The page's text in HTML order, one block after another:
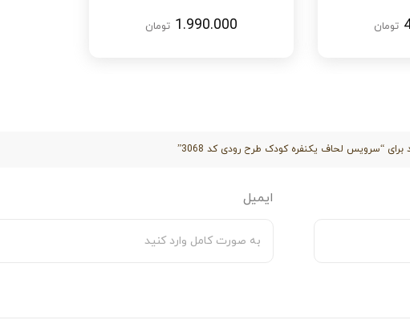
خوابی آرام و راحت را برای فرزندتان به ارمغان بیاورید و به زیبایی و
دسته دار
تومان 1.990.000 تومان
“سرویس لحاف یکنفره کودک طرح رودی کد 3068”
ایمیل